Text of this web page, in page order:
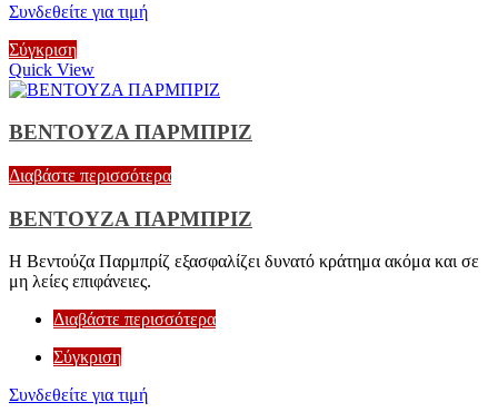
Συνδεθείτε για τιμή
Σύγκριση
Quick View
ΒΕΝΤΟΥΖΑ ΠΑΡΜΠΡΙΖ
Διαβάστε περισσότερα
ΒΕΝΤΟΥΖΑ ΠΑΡΜΠΡΙΖ
Η Βεντούζα Παρμπρίζ εξασφαλίζει δυνατό κράτημα ακόμα και σε
μη λείες επιφάνειες.
Διαβάστε περισσότερα
Σύγκριση
Συνδεθείτε για τιμή